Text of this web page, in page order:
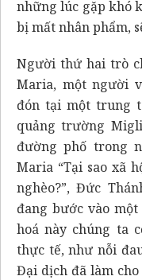
những lúc gặp khó
bị mất nhân phẩm,
Người thứ hai trò
Maria, một người
đón tại một trung
quảng trường
đường phố trong
Maria “Tại sao xã
nghèo?”, Đức
đang bước vào
hoá này chúng ta
thực tế, như nỗi
Đại dịch đã làm